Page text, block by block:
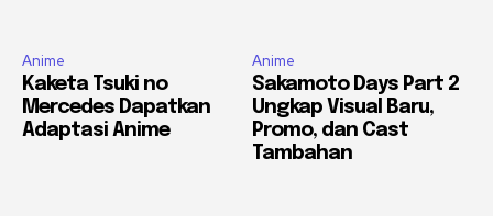
Anime
Kaketa Tsuki no
Mercedes Dapatkan
Adaptasi Anime
Anime
Sakamoto Days Part 2
Ungkap Visual Baru,
Promo, dan Cast
Tambahan